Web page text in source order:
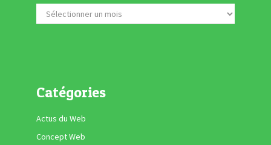
Catégories
Actus du Web
Concept Web